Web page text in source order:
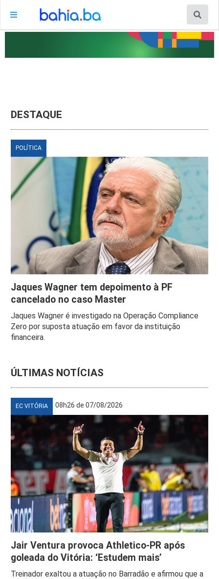
DESTAQUE
POLÍTICA
Jaques Wagner tem depoimento à PF
cancelado no caso Master
Jaques Wagner é investigado na Operação Compliance
Zero por suposta atuação em favor da instituição
financeira.
ÚLTIMAS NOTÍCIAS
EC VITÓRIA 08h26 de 07/08/2026
Jair Ventura provoca Athletico-PR após
goleada do Vitória: ‘Estudem mais’
Treinador exaltou a atuação no Barradão e afirmou que a